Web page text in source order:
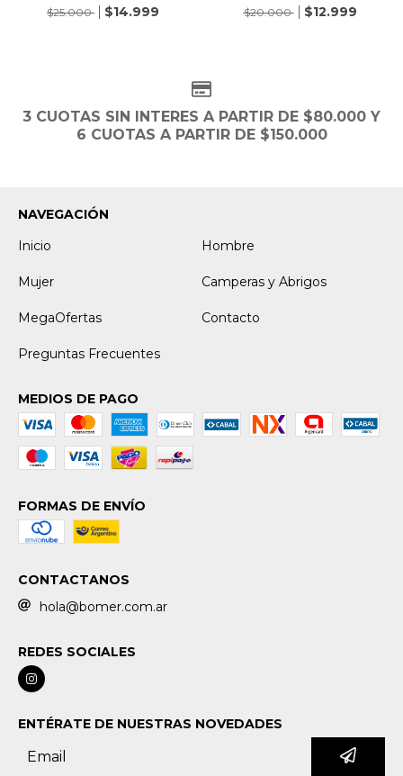
$25.000
$14.999
$20.000
$12.999
3 CUOTAS SIN INTERES A PARTIR DE $80.000 Y
6 CUOTAS A PARTIR DE $150.000
NAVEGACIÓN
Inicio
Hombre
Mujer Camperas y Abrigos
MegaOfertas Contacto
Preguntas Frecuentes
MEDIOS DE PAGO
FORMAS DE ENVÍO
CONTACTANOS
hola@bomer.com.ar
REDES SOCIALES
ENTÉRATE DE NUESTRAS NOVEDADES